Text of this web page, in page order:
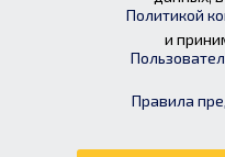
Политикой
и
Правила